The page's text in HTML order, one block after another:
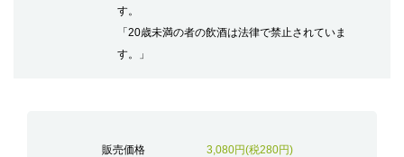
販売価格 3,080円(税280円)
す。
「20歳未満の者の飲酒は法律で禁止されていま
す。」